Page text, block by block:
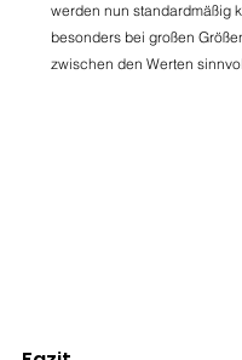
werden nun standardmäßig
besonders bei großen
zwischen den Werten